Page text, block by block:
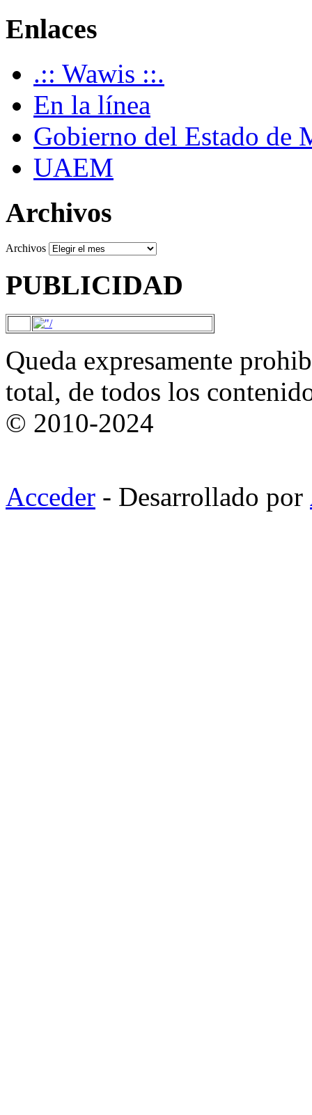
Enlaces
.:: Wawis ::.
En la línea
Gobierno del Estado de
UAEM
Archivos
Archivos
PUBLICIDAD
Queda expresamente
total, de todos los
© 2010-2024
Acceder - Desarrollado por